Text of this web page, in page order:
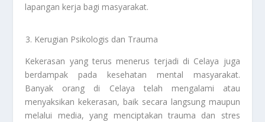
lapangan kerja bagi masyarakat.
Kerugian Psikologis dan Trauma
Kekerasan yang terus menerus terjadi di Celaya juga
berdampak pada kesehatan mental masyarakat.
Banyak orang di Celaya telah mengalami atau
menyaksikan kekerasan, baik secara langsung maupun
melalui media, yang menciptakan trauma dan stres